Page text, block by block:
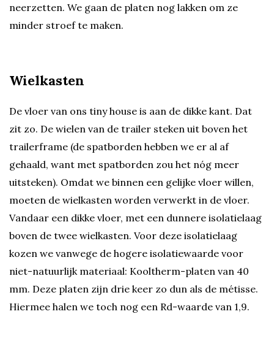
neerzetten. We gaan de platen nog lakken om ze
minder stroef te maken.
Wielkasten
De vloer van ons tiny house is aan de dikke kant. Dat
zit zo. De wielen van de trailer steken uit boven het
trailerframe (de spatborden hebben we er al af
gehaald, want met spatborden zou het nóg meer
uitsteken). Omdat we binnen een gelijke vloer willen,
moeten de wielkasten worden verwerkt in de vloer.
Vandaar een dikke vloer, met een dunnere isolatielaag
boven de twee wielkasten. Voor deze isolatielaag
kozen we vanwege de hogere isolatiewaarde voor
niet-natuurlijk materiaal: Kooltherm-platen van 40
mm. Deze platen zijn drie keer zo dun als de métisse.
Hiermee halen we toch nog een Rd-waarde van 1,9.